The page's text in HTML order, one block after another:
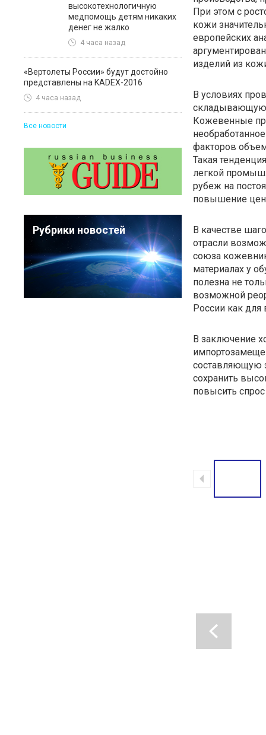
высокотехнологичную
медпомощь детям никаких
денег не жалко
4 часа назад
«Вертолеты России» будут достойно
представлены на KADEX-2016
4 часа назад
Все новости
Рубрики новостей
При этом с
кожи
европейских
изделий из
В условиях
Кожевенные
факторов
Такая
легкой
рубеж на
повышение
В качестве
отрасли
союза
материалах у
полезна не
возможной
России как для
В заключение
составляющую
сохранить
повысить